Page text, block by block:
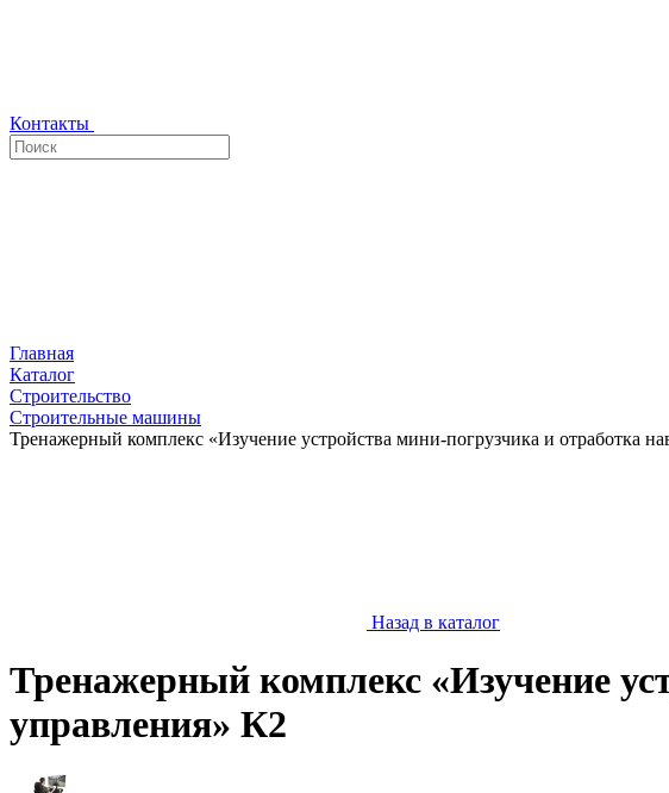
Контакты
Главная
Каталог
Строительство
Строительные машины
Тренажерный комплекс «Изучение устройства мини-погрузчика и отработка
Назад в каталог
Тренажерный комплекс «Изучение
управления» К2